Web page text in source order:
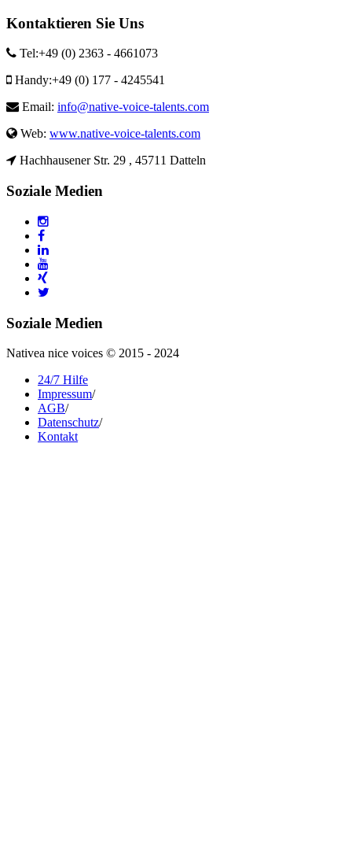
Kontaktieren Sie Uns
Tel:+49 (0) 2363 - 4661073
Handy:+49 (0) 177 - 4245541
Email: info@native-voice-talents.com
Web: www.native-voice-talents.com
Hachhausener Str. 29 , 45711 Datteln
Soziale Medien
Soziale Medien
Nativea nice voices © 2015 - 2024
24/7 Hilfe
Impressum/
AGB/
Datenschutz/
Kontakt